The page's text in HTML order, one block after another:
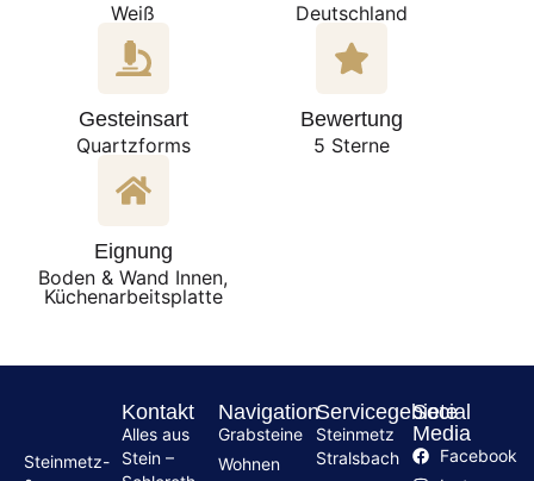
Weiß
Deutschland
Gesteinsart
Quartzforms
Bewertung
5 Sterne
Eignung
Boden & Wand Innen,
Küchenarbeitsplatte
Steinmetz-
Kontakt
Alles aus
Stein –
Navigation
Grabsteine
Wohnen
Servicegebiete
Steinmetz
Stralsbach
Social
Media
Facebook